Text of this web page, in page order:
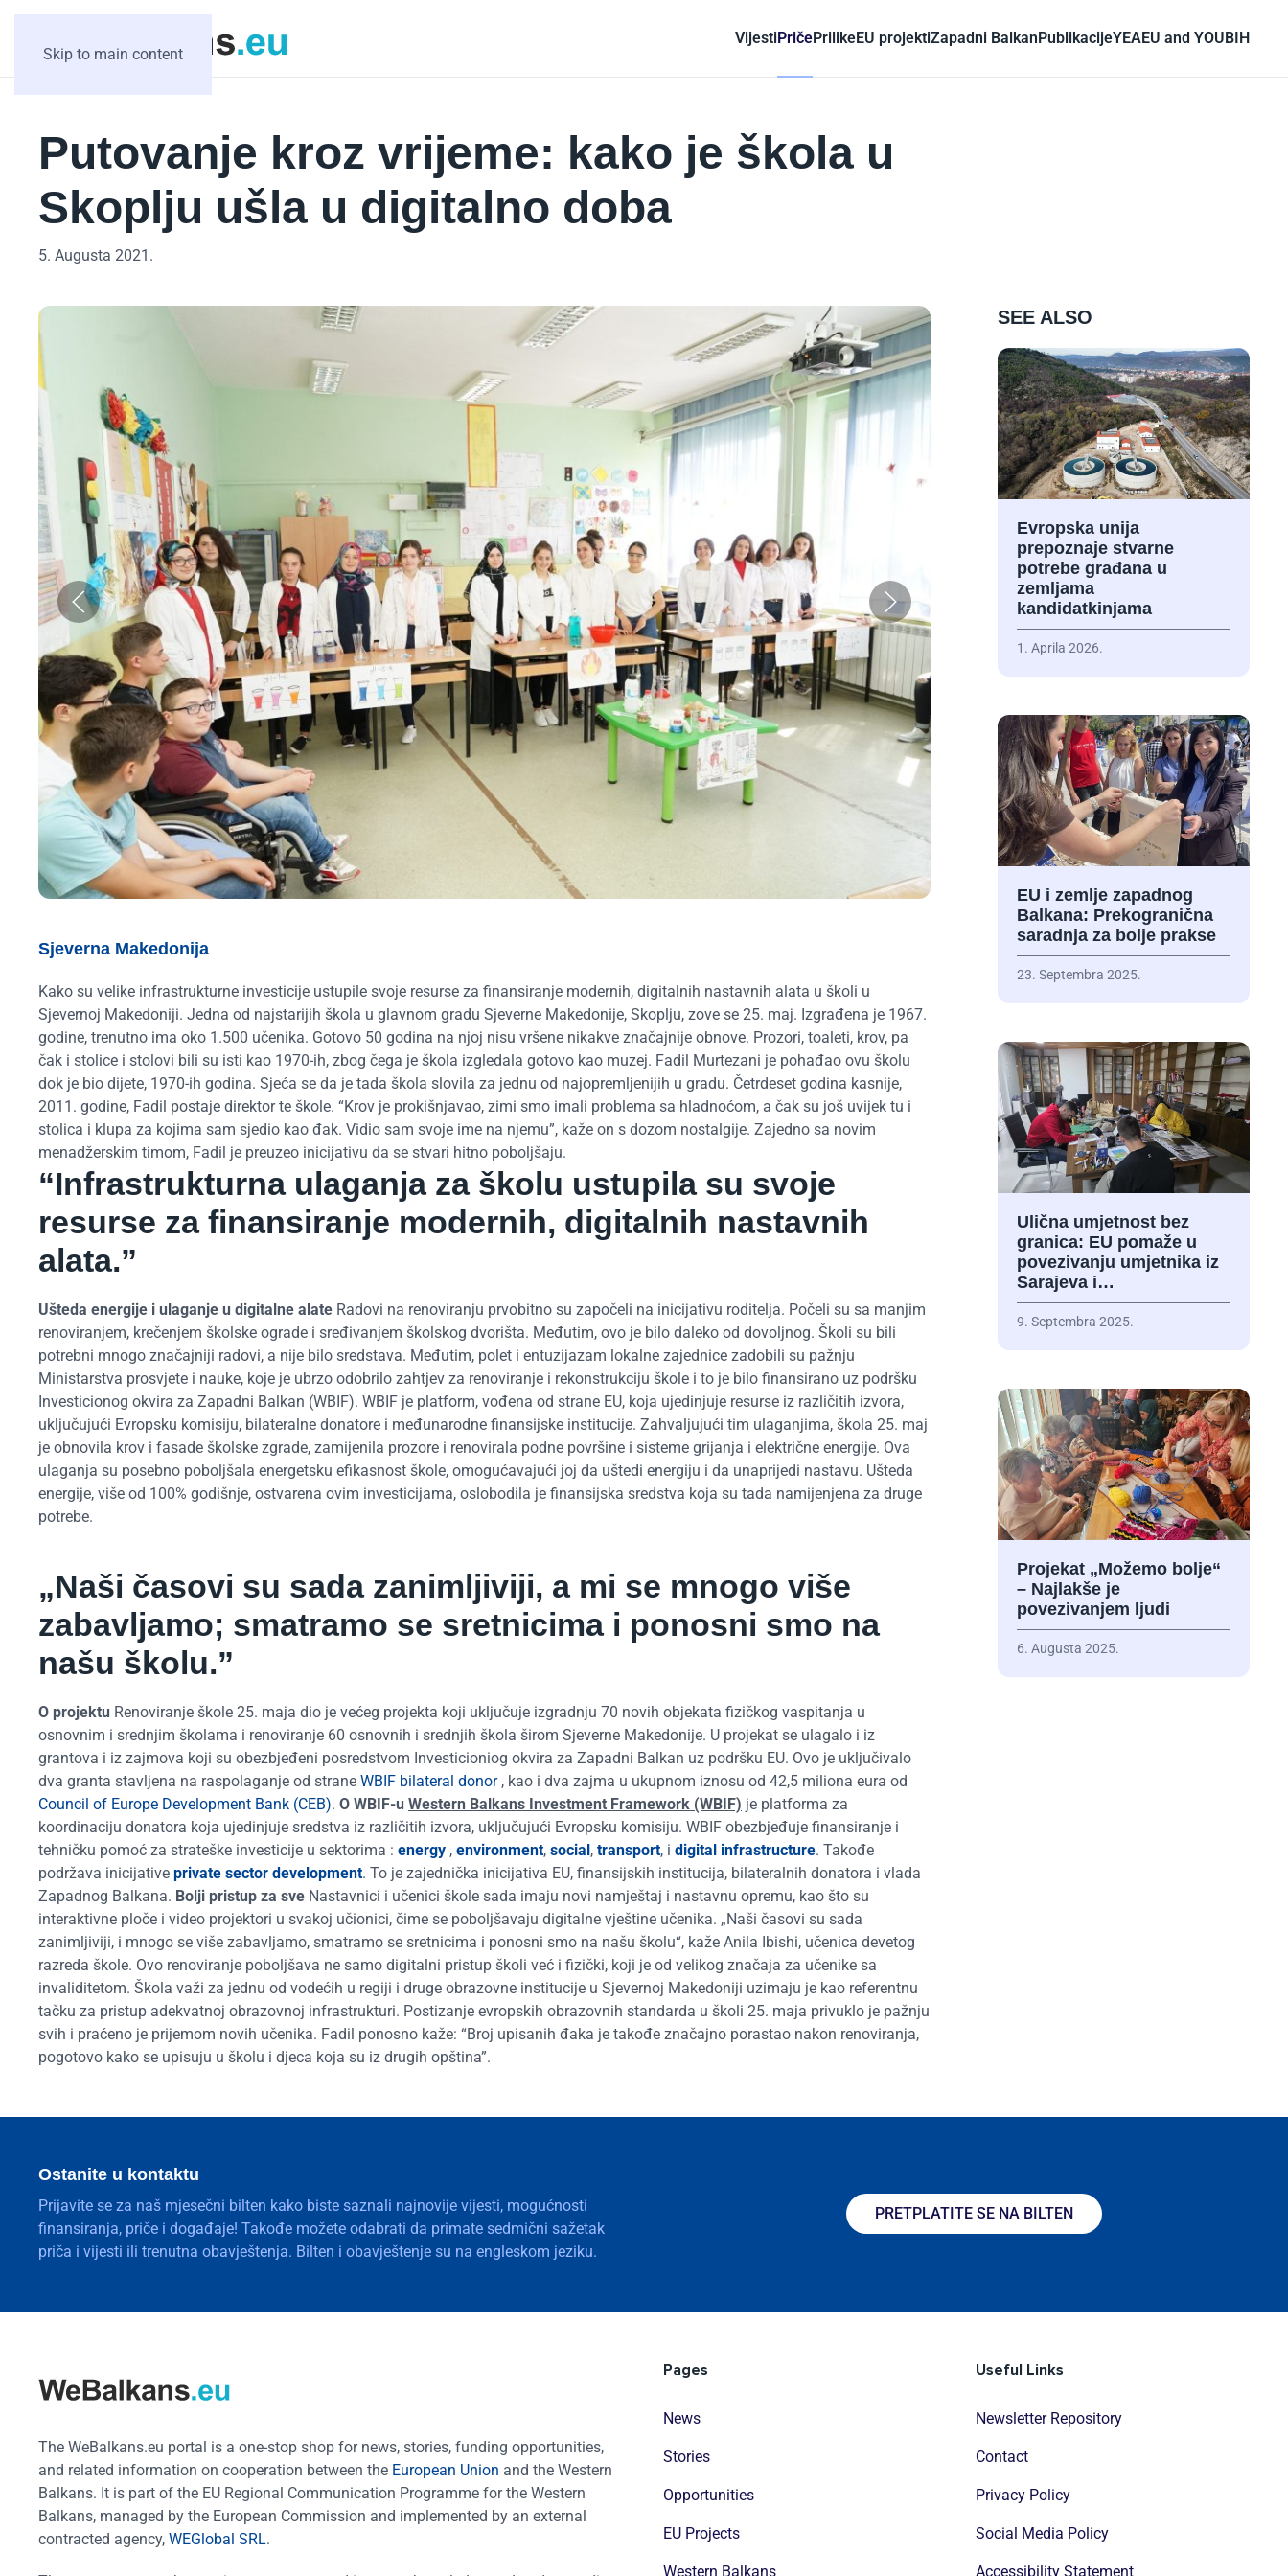
Skip to main content
VijestiPričePrilikeEU projektiZapadni BalkanPublikacijeYEAEU and YOUBIH
Putovanje kroz vrijeme: kako je škola u
Skoplju ušla u digitalno doba
5. Augusta 2021.
Sjeverna Makedonija
Kako su velike infrastrukturne investicije ustupile svoje resurse za finansiranje modernih, digitalnih nastavnih alata u školi u
Sjevernoj Makedoniji. Jedna od najstarijih škola u glavnom gradu Sjeverne Makedonije, Skoplju, zove se 25. maj. Izgrađena je 1967.
godine, trenutno ima oko 1.500 učenika. Gotovo 50 godina na njoj nisu vršene nikakve značajnije obnove. Prozori, toaleti, krov, pa
čak i stolice i stolovi bili su isti kao 1970-ih, zbog čega je škola izgledala gotovo kao muzej. Fadil Murtezani je pohađao ovu školu
dok je bio dijete, 1970-ih godina. Sjeća se da je tada škola slovila za jednu od najopremljenijih u gradu. Četrdeset godina kasnije,
2011. godine, Fadil postaje direktor te škole. “Krov je prokišnjavao, zimi smo imali problema sa hladnoćom, a čak su još uvijek tu i
stolica i klupa za kojima sam sjedio kao đak. Vidio sam svoje ime na njemu”, kaže on s dozom nostalgije. Zajedno sa novim
menadžerskim timom, Fadil je preuzeo inicijativu da se stvari hitno poboljšaju.
“Infrastrukturna ulaganja za školu ustupila su svoje
resurse za finansiranje modernih, digitalnih nastavnih
alata.”
Ušteda energije i ulaganje u digitalne alate Radovi na renoviranju prvobitno su započeli na inicijativu roditelja. Počeli su sa manjim
renoviranjem, krečenjem školske ograde i sređivanjem školskog dvorišta. Međutim, ovo je bilo daleko od dovoljnog. Školi su bili
potrebni mnogo značajniji radovi, a nije bilo sredstava. Međutim, polet i entuzijazam lokalne zajednice zadobili su pažnju
Ministarstva prosvjete i nauke, koje je ubrzo odobrilo zahtjev za renoviranje i rekonstrukciju škole i to je bilo finansirano uz podršku
Investicionog okvira za Zapadni Balkan (WBIF). WBIF je platform, vođena od strane EU, koja ujedinjuje resurse iz različitih izvora,
uključujući Evropsku komisiju, bilateralne donatore i međunarodne finansijske institucije. Zahvaljujući tim ulaganjima, škola 25. maj
je obnovila krov i fasade školske zgrade, zamijenila prozore i renovirala podne površine i sisteme grijanja i električne energije. Ova
ulaganja su posebno poboljšala energetsku efikasnost škole, omogućavajući joj da uštedi energiju i da unaprijedi nastavu. Ušteda
energije, više od 100% godišnje, ostvarena ovim investicijama, oslobodila je finansijska sredstva koja su tada namijenjena za druge
potrebe.
„Naši časovi su sada zanimljiviji, a mi se mnogo više
zabavljamo; smatramo se sretnicima i ponosni smo na
našu školu.”
O projektu Renoviranje škole 25. maja dio je većeg projekta koji uključuje izgradnju 70 novih objekata fizičkog vaspitanja u
osnovnim i srednjim školama i renoviranje 60 osnovnih i srednjih škola širom Sjeverne Makedonije. U projekat se ulagalo i iz
grantova i iz zajmova koji su obezbjeđeni posredstvom Investicioniog okvira za Zapadni Balkan uz podršku EU. Ovo je uključivalo
dva granta stavljena na raspolaganje od strane WBIF bilateral donor, kao i dva zajma u ukupnom iznosu od 42,5 miliona eura od
Council of Europe Development Bank (CEB). O WBIF-u Western Balkans Investment Framework (WBIF) je platforma za
koordinaciju donatora koja ujedinjuje sredstva iz različitih izvora, uključujući Evropsku komisiju. WBIF obezbjeđuje finansiranje i
tehničku pomoć za strateške investicije u sektorima : energy , environment, social, transport, i digital infrastructure. Takođe
podržava inicijative private sector development. To je zajednička inicijativa EU, finansijskih institucija, bilateralnih donatora i vlada
Zapadnog Balkana. Bolji pristup za sve Nastavnici i učenici škole sada imaju novi namještaj i nastavnu opremu, kao što su
interaktivne ploče i video projektori u svakoj učionici, čime se poboljšavaju digitalne vještine učenika. „Naši časovi su sada
zanimljiviji, i mnogo se više zabavljamo, smatramo se sretnicima i ponosni smo na našu školu“, kaže Anila Ibishi, učenica devetog
razreda škole. Ovo renoviranje poboljšava ne samo digitalni pristup školi već i fizički, koji je od velikog značaja za učenike sa
invaliditetom. Škola važi za jednu od vodećih u regiji i druge obrazovne institucije u Sjevernoj Makedoniji uzimaju je kao referentnu
tačku za pristup adekvatnoj obrazovnoj infrastrukturi. Postizanje evropskih obrazovnih standarda u školi 25. maja privuklo je pažnju
svih i praćeno je prijemom novih učenika. Fadil ponosno kaže: “Broj upisanih đaka je takođe značajno porastao nakon renoviranja,
pogotovo kako se upisuju u školu i djeca koja su iz drugih opština”.
SEE ALSO
Evropska unija
prepoznaje stvarne
potrebe građana u
zemljama
kandidatkinjama
1. Aprila 2026.
EU i zemlje zapadnog
Balkana: Prekogranična
saradnja za bolje prakse
23. Septembra 2025.
Ulična umjetnost bez
granica: EU pomaže u
povezivanju umjetnika iz
Sarajeva i…
9. Septembra 2025.
Projekat „Možemo bolje“
– Najlakše je
povezivanjem ljudi
6. Augusta 2025.
Ostanite u kontaktu
Prijavite se za naš mjesečni bilten kako biste saznali najnovije vijesti, mogućnosti
finansiranja, priče i događaje! Takođe možete odabrati da primate sedmični sažetak
priča i vijesti ili trenutna obavještenja. Bilten i obavještenje su na engleskom jeziku.
PRETPLATITE SE NA BILTEN
The WeBalkans.eu portal is a one-stop shop for news, stories, funding opportunities,
and related information on cooperation between the European Union and the Western
Balkans. It is part of the EU Regional Communication Programme for the Western
Balkans, managed by the European Commission and implemented by an external
contracted agency, WEGlobal SRL.
Pages
News
Stories
Opportunities
EU Projects
Western Balkans
Useful Links
Newsletter Repository
Contact
Privacy Policy
Social Media Policy
Accessibility Statement